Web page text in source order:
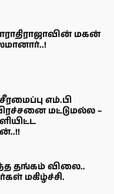
மகன்
எம்.பி
மட்டுமல்ல –
தங்கம் விலை..
மகிழ்ச்சி.